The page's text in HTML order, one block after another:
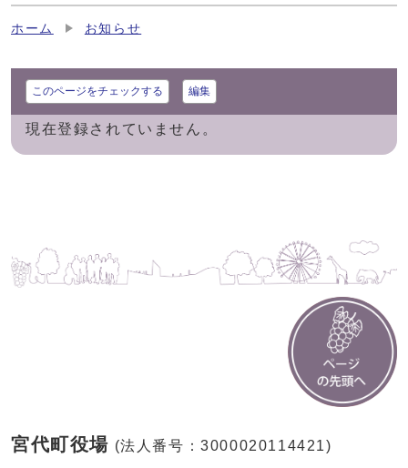
ホーム お知らせ
このページをチェックする 編集
現在登録されていません。
宮代町役場 (法人番号：3000020114421)